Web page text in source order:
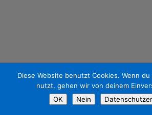
Diese Website benutzt Cookies. Wenn
nutzt, gehen wir von deinem
OK
Nein